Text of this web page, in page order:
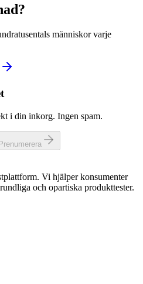
människor varje
i din inkorg. Ingen spam.
Vi hjälper konsumenter
och opartiska produkttester.